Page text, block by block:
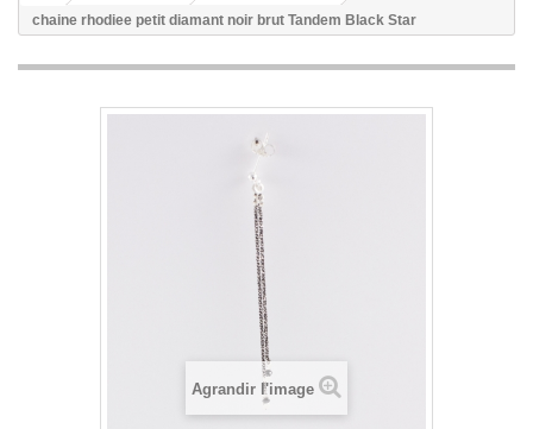
chaine rhodiee petit diamant noir brut Tandem Black Star
Agrandir l'image